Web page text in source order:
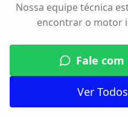
Nossa equipe técnica
encontrar o motor
Fale
Ver